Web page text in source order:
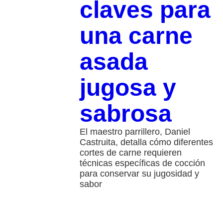
claves para
una carne
asada
jugosa y
sabrosa
El maestro parrillero, Daniel
Castruita, detalla cómo diferentes
cortes de carne requieren
técnicas específicas de cocción
para conservar su jugosidad y
sabor